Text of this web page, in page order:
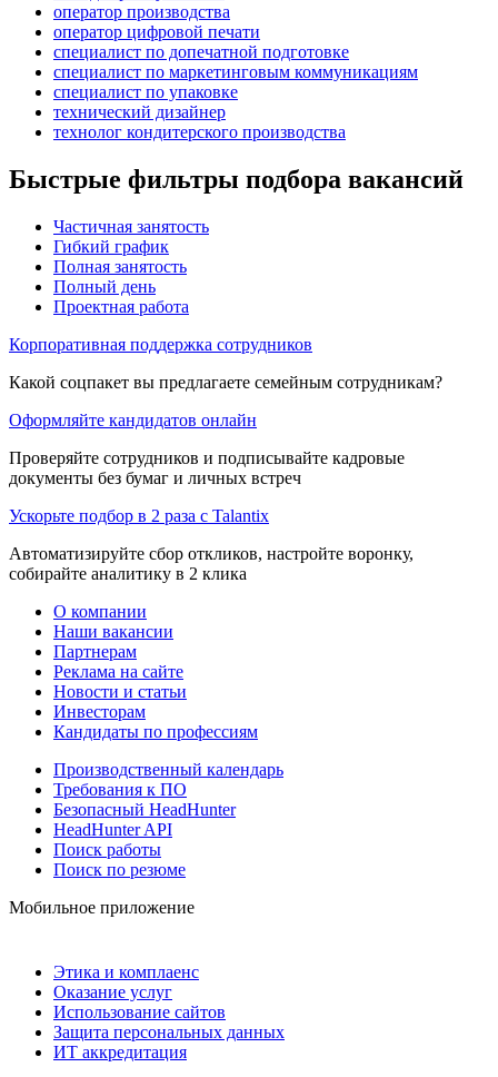
оператор производства
оператор цифровой печати
специалист по допечатной подготовке
специалист по маркетинговым коммуникациям
специалист по упаковке
технический дизайнер
технолог кондитерского производства
Быстрые фильтры подбора вакансий
Частичная занятость
Гибкий график
Полная занятость
Полный день
Проектная работа
Корпоративная поддержка сотрудников
Какой соцпакет вы предлагаете семейным сотрудникам?
Оформляйте кандидатов онлайн
Проверяйте сотрудников и подписывайте кадровые
документы без бумаг и личных встреч
Ускорьте подбор в 2 раза с Talantix
Автоматизируйте сбор откликов, настройте воронку,
собирайте аналитику в 2 клика
О компании
Наши вакансии
Партнерам
Реклама на сайте
Новости и статьи
Инвесторам
Кандидаты по профессиям
Производственный календарь
Требования к ПО
Безопасный HeadHunter
HeadHunter API
Поиск работы
Поиск по резюме
Мобильное приложение
Этика и комплаенс
Оказание услуг
Использование сайтов
Защита персональных данных
ИТ аккредитация